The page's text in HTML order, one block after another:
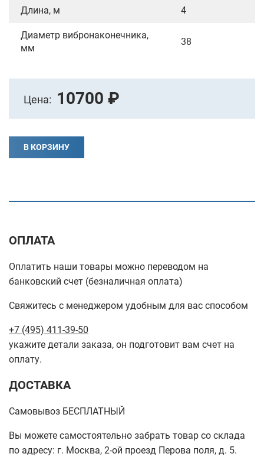
Длина, м 4
Диаметр вибронаконечника,
мм
38
Цена: 10700 ₽
В КОРЗИНУ
ОПЛАТА
Оплатить наши товары можно переводом на
банковский счет (безналичная оплата)
Свяжитесь с менеджером удобным для вас способом
+7 (495) 411-39-50
укажите детали заказа, он подготовит вам счет на
оплату.
ДОСТАВКА
Самовывоз БЕСПЛАТНЫЙ
Вы можете самостоятельно забрать товар со склада
по адресу: г. Москва, 2-ой проезд Перова поля, д. 5.